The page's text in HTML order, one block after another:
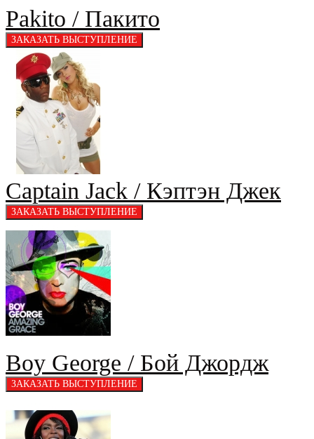
Pakito / Пакито
Captain Jack / Кэптэн Джек
Boy George / Бой Джордж